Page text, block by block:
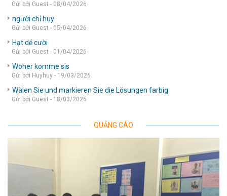
Gửi bởi Guest - 08/04/2026
người chỉ huy
Gửi bởi Guest - 05/04/2026
Hạt dẻ cười
Gửi bởi Guest - 01/04/2026
Woher komme sis
Gửi bởi Huyhuy - 19/03/2026
Wälen Sie und markieren Sie die Lösungen farbig
Gửi bởi Guest - 18/03/2026
QUẢNG CÁO